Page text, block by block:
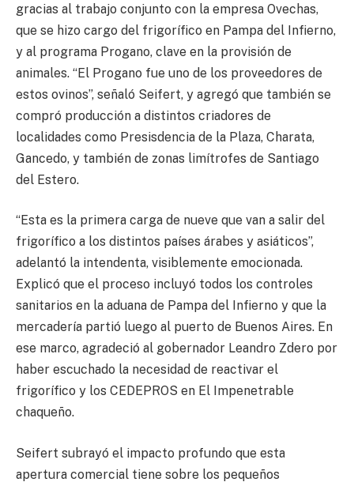
gracias al trabajo conjunto con la empresa Ovechas,
que se hizo cargo del frigorífico en Pampa del Infierno,
y al programa Progano, clave en la provisión de
animales. “El Progano fue uno de los proveedores de
estos ovinos”, señaló Seifert, y agregó que también se
compró producción a distintos criadores de
localidades como Presisdencia de la Plaza, Charata,
Gancedo, y también de zonas limítrofes de Santiago
del Estero.
“Esta es la primera carga de nueve que van a salir del
frigorífico a los distintos países árabes y asiáticos”,
adelantó la intendenta, visiblemente emocionada.
Explicó que el proceso incluyó todos los controles
sanitarios en la aduana de Pampa del Infierno y que la
mercadería partió luego al puerto de Buenos Aires. En
ese marco, agradeció al gobernador Leandro Zdero por
haber escuchado la necesidad de reactivar el
frigorífico y los CEDEPROS en El Impenetrable
chaqueño.
Seifert subrayó el impacto profundo que esta
apertura comercial tiene sobre los pequeños